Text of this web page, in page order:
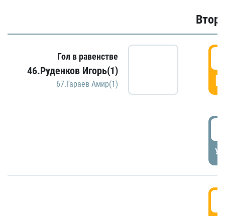
Гол в равенстве
46.Руденков Игорь(1)
67.Гараев Амир(1)